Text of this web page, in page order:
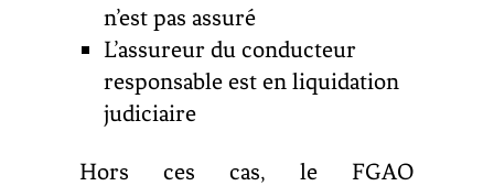
n’est pas assuré
L’assureur du conducteur
responsable est en liquidation
judiciaire
Hors ces cas, le FGAO